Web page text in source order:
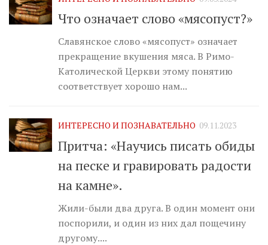
Что означает слово «мясопуст?»
Славянское слово «мясопуст» означает
прекращение вкушения мяса. В Римо-
Католической Церкви этому понятию
соответствует хорошо нам...
ИНТЕРЕСНО И ПОЗНАВАТЕЛЬНО 09.11.2023
Притча: «Научись писать обиды
на песке и гравировать радости
на камне».
Жили-были два друга. В один момент они
поспорили, и один из них дал пощечину
другому....